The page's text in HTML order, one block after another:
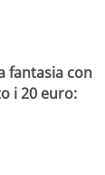
fantasia con
i 20 euro: